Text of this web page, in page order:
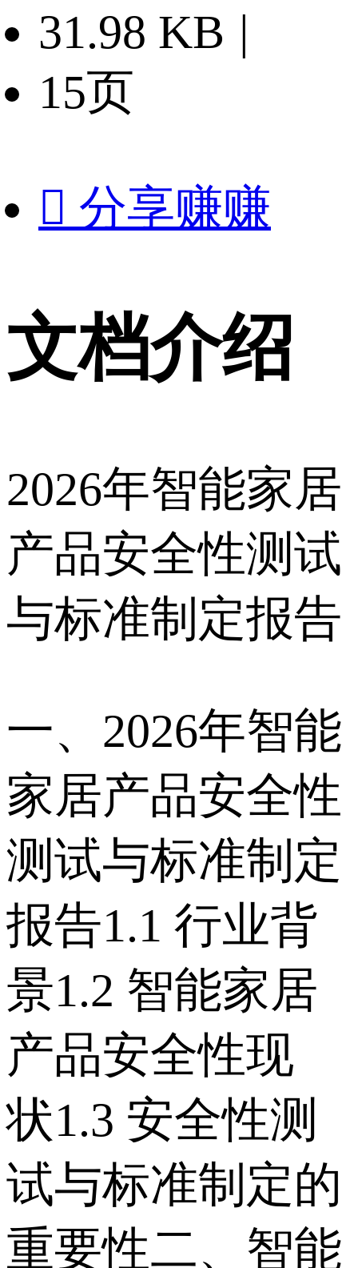
31.98 KB |
15页
 分享赚赚
文档介绍
2026年智能家居
产品安全性测试
与标准制定报告
一、2026年智能
家居产品安全性
测试与标准制定
报告 1.1 行业背
景 1.2 智能家居
产品安全性现
状 1.3 安全性测
试与标准制定的
重要性 二、智能